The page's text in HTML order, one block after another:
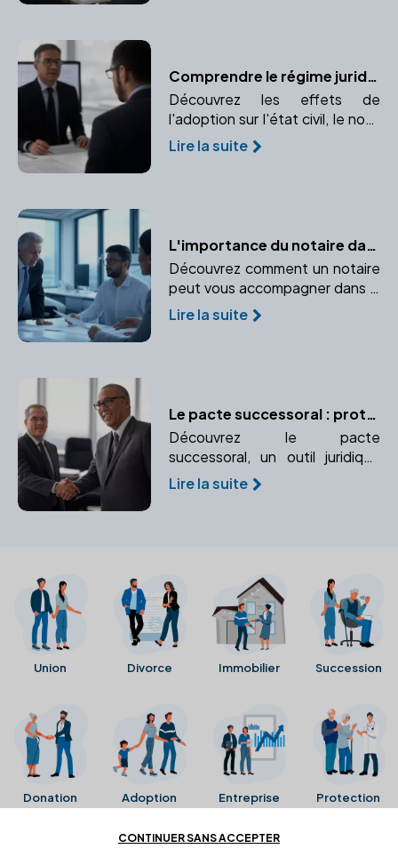
Comprendre le régime juridique de l'adopté et ses changements
Découvrez les effets de
l'adoption sur l'état civil, le nom,
et les droits de l'enfant adopté.
Comprendre l'impact de
Lire la suite
L'importance du notaire dans la création d'entreprise
Découvrez comment un notaire
peut vous accompagner dans la
création de votre entreprise, du
choix du statut juridique à la
Lire la suite
Le pacte successoral : protéger un proche ou garantir un accord
Découvrez le pacte
successoral, un outil juridique
permettant d'organiser et de
sécuriser des accords entre
Lire la suite
Union Divorce Immobilier Succession
Donation Adoption Entreprise Protection
CONTINUER SANS ACCEPTER